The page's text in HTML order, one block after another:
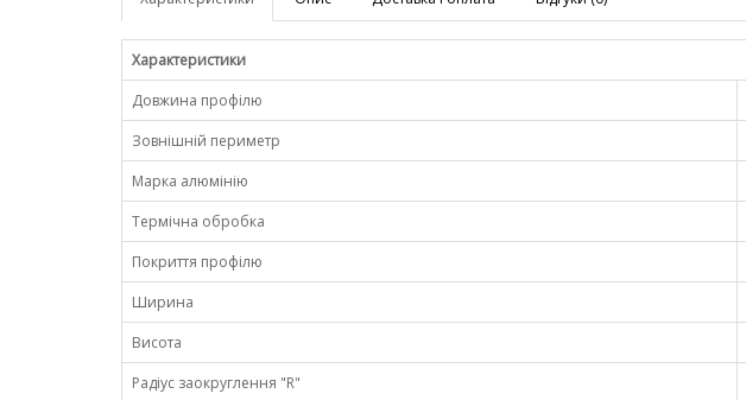
Характеристики
Довжина профілю
Зовнішній периметр
Марка алюмінію
Термічна обробка
Покриття профілю
Ширина
Висота
Радіус заокруглення "R"